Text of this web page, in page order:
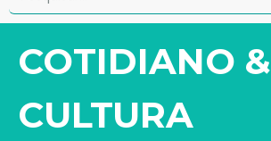
COTIDIANO &
CULTURA